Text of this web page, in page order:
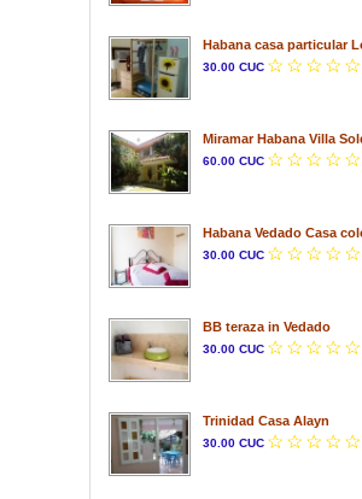
Habana casa particular
30.00 CUC
Miramar Habana Villa
60.00 CUC
Habana Vedado Casa
30.00 CUC
BB teraza in Vedado
30.00 CUC
Trinidad Casa Alayn
30.00 CUC